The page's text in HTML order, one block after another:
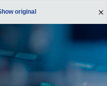
original